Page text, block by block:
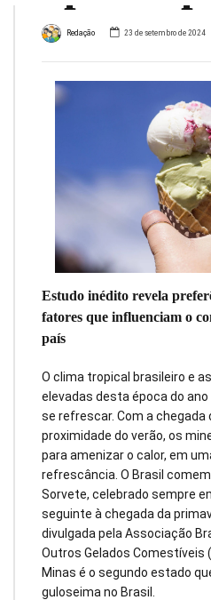
Redação 23 de setembro de 2024
Estudo inédito revela
fatores que influenciam o
país
O clima tropical brasileiro e
elevadas desta época do
se refrescar. Com a chegada
proximidade do verão, os
para amenizar o calor, em
refrescância. O Brasil
Sorvete, celebrado sempre
seguinte à chegada da
divulgada pela Associação
Outros Gelados Comestíveis
Minas é o segundo estado
guloseima no Brasil.